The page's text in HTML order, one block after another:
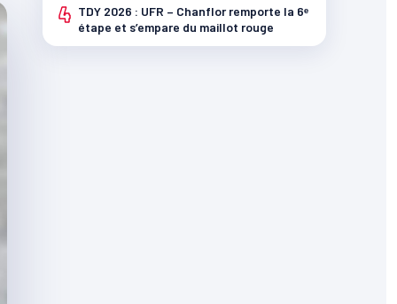
4 TDY 2026 : UFR – Chanflor remporte la 6ᵉ
étape et s’empare du maillot rouge